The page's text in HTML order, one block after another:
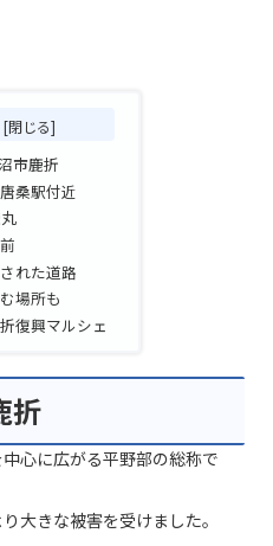
市鹿折
桑駅付近
れた道路
場所も
復興マルシェ
折
心に広がる平野部の総称で
大きな被害を受けました。